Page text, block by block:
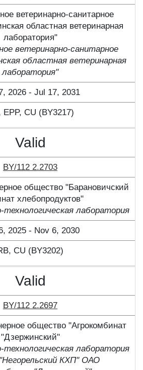
ветеринарно-санитарное
областная ветеринарная
лаборатория"
ветеринарно-санитарное
областная ветеринарная
лаборатория"
2026 - Jul 17, 2031
ЕPP, CU (BY3217)
Valid
BY/112 2.2703
общество "Барановичский
хлебопродуктов"
технологическая лаборатория
2025 - Nov 6, 2030
CU (BY3202)
Valid
BY/112 2.2697
общество "Агрокомбинат
"Дзержинский"
технологическая лаборатория
КХП" ОАО